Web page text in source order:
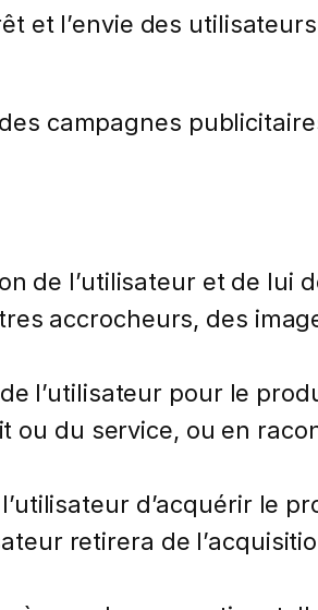
et l’envie des
campagnes
de l’utilisateur et de lui
accrocheurs, des
l’utilisateur pour le
ou du service, ou en
d’acquérir le
retirera de